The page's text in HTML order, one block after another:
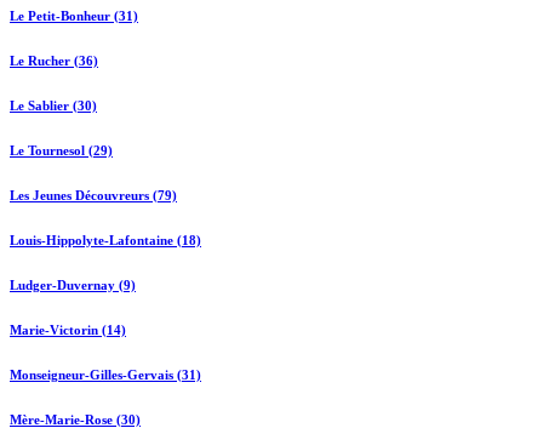
Le Petit-Bonheur (31)
Le Rucher (36)
Le Sablier (30)
Le Tournesol (29)
Les Jeunes Découvreurs (79)
Louis-Hippolyte-Lafontaine (18)
Ludger-Duvernay (9)
Marie-Victorin (14)
Monseigneur-Gilles-Gervais (31)
Mère-Marie-Rose (30)